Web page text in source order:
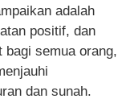
adalah
positif, dan
bagi semua orang,
dan sunah.